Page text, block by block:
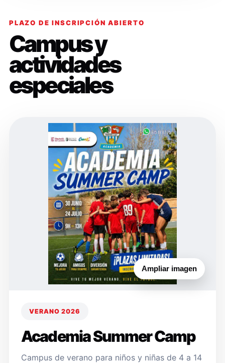
PLAZO DE INSCRIPCIÓN ABIERTO
Campus y
actividades
especiales
Ampliar imagen
VERANO 2026
Academia Summer Camp
Campus de verano para niños y niñas de 4 a 14